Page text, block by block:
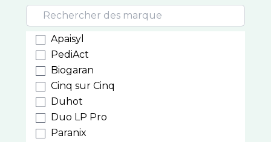
Apaisyl
PediAct
Biogaran
Cinq sur Cinq
Duhot
Duo LP Pro
Paranix